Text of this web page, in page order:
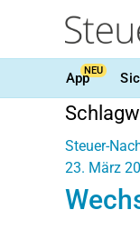
AppNEU
Steuer-
23. März